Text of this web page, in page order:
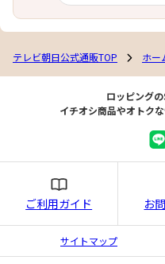
テレビ朝日公式通販TOP ホー
ロッピング
イチオシ商品やオトク
ご利用ガイド お
サイトマップ